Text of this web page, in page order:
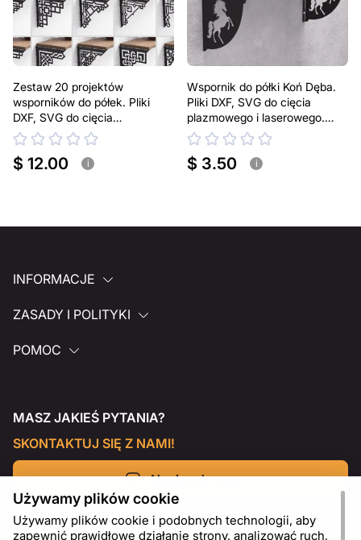
Zestaw 20 projektów
wsporników do półek. Pliki
DXF, SVG do cięcia
plazmowego i laserowego.
Uchwyt do półki
$ 12.00 i
Wspornik do półki Koń Dęba.
Pliki DXF, SVG do cięcia
plazmowego i laserowego.
Uchwyt do półki
$ 3.50 i
INFORMACJE
ZASADY I POLITYKI
POMOC
MASZ JAKIEŚ PYTANIA?
SKONTAKTUJ SIĘ Z NAMI!
Napisz do nas
Używamy plików cookie
Używamy plików cookie i podobnych technologii, aby
zapewnić prawidłowe działanie strony, analizować ruch,